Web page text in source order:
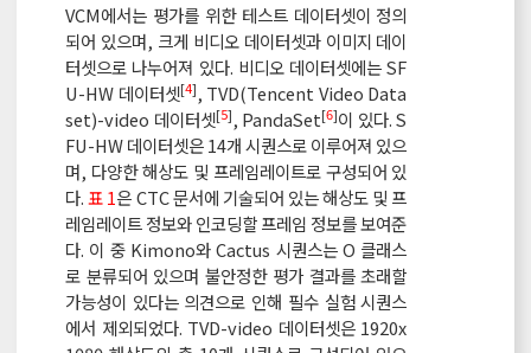
VCM에서는 평가를 위한 테스트 데이터셋이 정의
되어 있으며, 크게 비디오 데이터셋과 이미지 데이
터셋으로 나누어져 있다. 비디오 데이터셋에는 SF
U-HW 데이터셋[4], TVD(Tencent Video Data
set)-video 데이터셋[5], PandaSet[6]이 있다. S
FU-HW 데이터셋은 14개 시퀀스로 이루어져 있으
며, 다양한 해상도 및 프레임레이트로 구성되어 있
다.표 1은 CTC 문서에 기술되어 있는 해상도 및 프
레임레이트 정보와 인코딩할 프레임 정보를 보여준
다. 이 중 Kimono와 Cactus 시퀀스는 O 클래스
로 분류되어 있으며 불안정한 평가 결과를 초래할
가능성이 있다는 의견으로 인해 필수 실험 시퀀스
에서 제외되었다. TVD-video 데이터셋은 1920x